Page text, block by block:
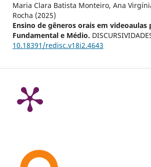
Maria Clara Batista Monteiro, Ana
Rocha (2025)
Ensino de gêneros orais em videoaulas
Fundamental e Médio.
10.18391/redisc.v18i2.4643